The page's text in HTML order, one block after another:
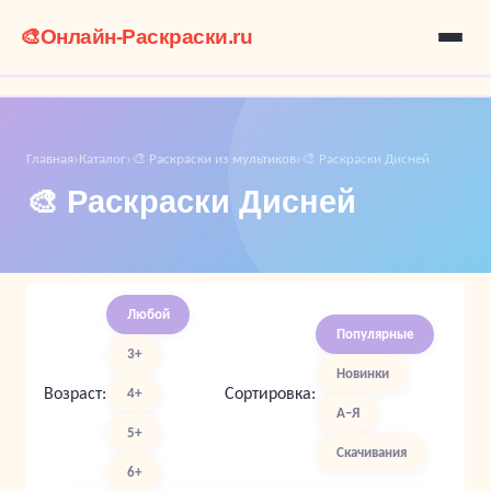
🎨Онлайн-Раскраски.ru
Главная›Каталог›🎨 Раскраски из мультиков›🎨 Раскраски Дисней
🎨 Раскраски Дисней
Возраст:
Любой
3+
4+
5+
6+
Сортировка:
Популярные
Новинки
А–Я
Скачивания